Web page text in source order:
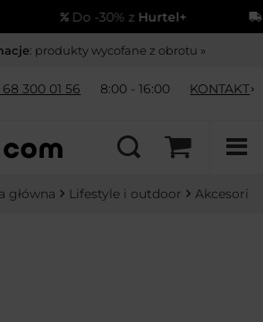
Do -30% zHurtel+
: produkty wycofane z obrotu »
300 01 56 8:00 - 16:00 KONTAKT
główna Lifestyle i outdoor Akcesoria